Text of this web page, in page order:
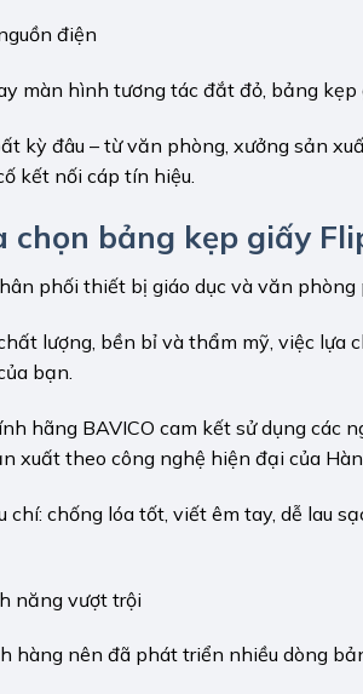
điện
màn hình tương tác đắt đỏ, bảng kẹp
kỳ đâu – từ văn phòng, xưởng sản
kết nối cáp tín hiệu.
bảng kẹp giấy
phối thiết bị giáo dục và văn phòng
lượng, bền bỉ và thẩm mỹ, việc lựa
bạn.
hãng BAVICO cam kết sử dụng các
theo công nghệ hiện đại của
chống lóa tốt, viết êm tay, dễ lau
năng vượt trội
hàng nên đã phát triển nhiều dòng